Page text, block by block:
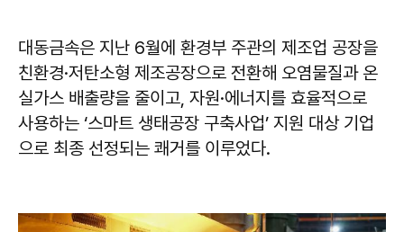
대동금속은 지난 6월에 환경부 주관의 제조업 공장을
친환경·저탄소형 제조공장으로 전환해 오염물질과 온
실가스 배출량을 줄이고, 자원·에너지를 효율적으로
사용하는 ‘스마트 생태공장 구축사업’ 지원 대상 기업
으로 최종 선정되는 쾌거를 이루었다.